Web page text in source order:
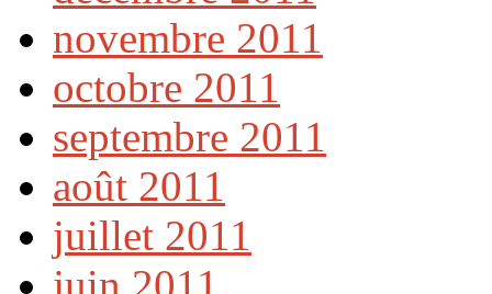
novembre 2011
octobre 2011
septembre 2011
août 2011
juillet 2011
juin 2011